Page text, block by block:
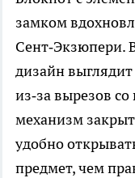
замком
Сент‑Экзюпери.
дизайн
из‑за вырезов
механизм
удобно
предмет, чем